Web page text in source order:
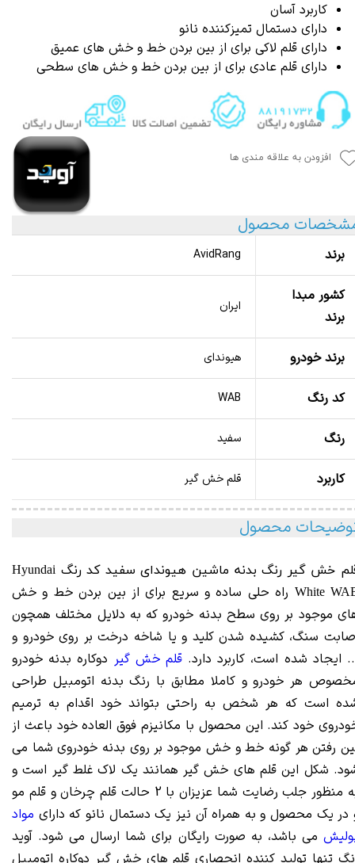
کاربرد آسان
دارای دستمال تمیزکننده نانو
دارای قلم لاکی برای از بین بردن خط و خش های عمیق
دارای قلم عادی برای از بین بردن خط و خش های سطحی
افزودن به علاقه مندی ها
محصول
برند AvidRang
کشور مبدا
برند
ایران
برند خودرو هیوندای
کد رنگ WAB
رنگ سفید
کاربرد قلم خش گیر
محصول
قلم خش گیر رنگ بدنه ماشین هیوندای سفید کد رنگ Hyundai
White راه حلی ساده و سریع برای از بین بردن خط و خش
موجود بر روی سطح بدنه خودرو که به دلایل مختلف همچون
سنگ، کشیده شدن کلید و یا شاخه درخت بر روی خودرو و
ایجاد شده است، کاربرد دارد.قلم خش گیر دوکاره بدنه خودرو
هر خودرو و کاملا مطابق با رنگ بدنه اتومبیل طراحی
است که هر شخص به راحتی بتواند خود اقدام به ترمیم
خود کند. این محصول با مکانیزم فوق العاده خود باعث از
رفتن هر گونه خط و خش موجود بر روی بدنه خودروی شما می
شکل این قلم های خش گیر همانند یک لاک غلط گیر است و
به منظور جلب رضایت شما عزیزان با 2 حالت قلم چرخان و قلم مو
در یک محصول و به همراه آن نیز یک دستمال نانو که دارای مواد
می باشد، به صورت رایگان برای شما ارسال می شود. آوید
تنها تولید کننده انحصاری قلم های خش گیر دوکاره اتومبیل